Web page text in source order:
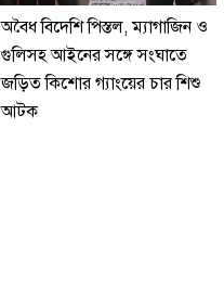
অবৈধ বিদেশি পিস্তল, ম্যাগাজিন ও
গুলিসহ আইনের সঙ্গে সংঘাতে
জড়িত কিশোর গ্যাংয়ের চার শিশু
আটক